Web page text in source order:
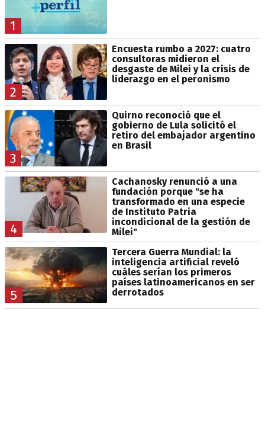
1
2
Encuesta rumbo a 2027: cuatro
consultoras midieron el
desgaste de Milei y la crisis de
liderazgo en el peronismo
3
Quirno reconoció que el
gobierno de Lula solicitó el
retiro del embajador argentino
en Brasil
4
Cachanosky renunció a una
fundación porque "se ha
transformado en una especie
de Instituto Patria
incondicional de la gestión de
Milei"
5
Tercera Guerra Mundial: la
inteligencia artificial reveló
cuáles serían los primeros
países latinoamericanos en ser
derrotados